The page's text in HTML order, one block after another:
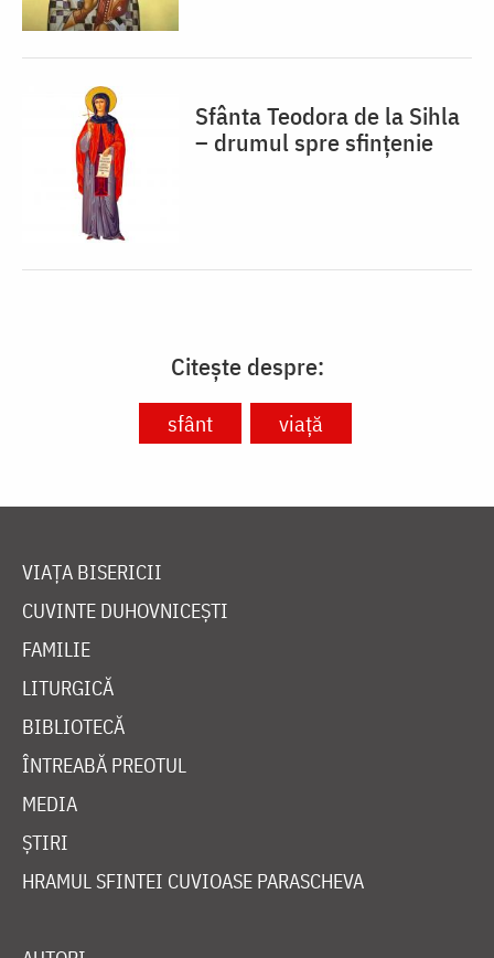
Sfânta Teodora de la Sihla
– drumul spre sfințenie
Citește despre:
sfânt viață
VIAȚA BISERICII
CUVINTE DUHOVNICEȘTI
FAMILIE
LITURGICĂ
BIBLIOTECĂ
ÎNTREABĂ PREOTUL
MEDIA
ȘTIRI
HRAMUL SFINTEI CUVIOASE PARASCHEVA